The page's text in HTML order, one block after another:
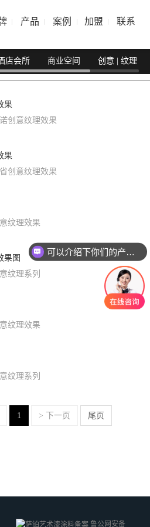
产品 案例 加盟 联系
店会所 商业空间 创意 | 纹理
创意纹理效果
创意纹理效果
纹理效果
纹理系列
纹理效果
纹理系列
1 > 下一页 尾页
鲁公网安备